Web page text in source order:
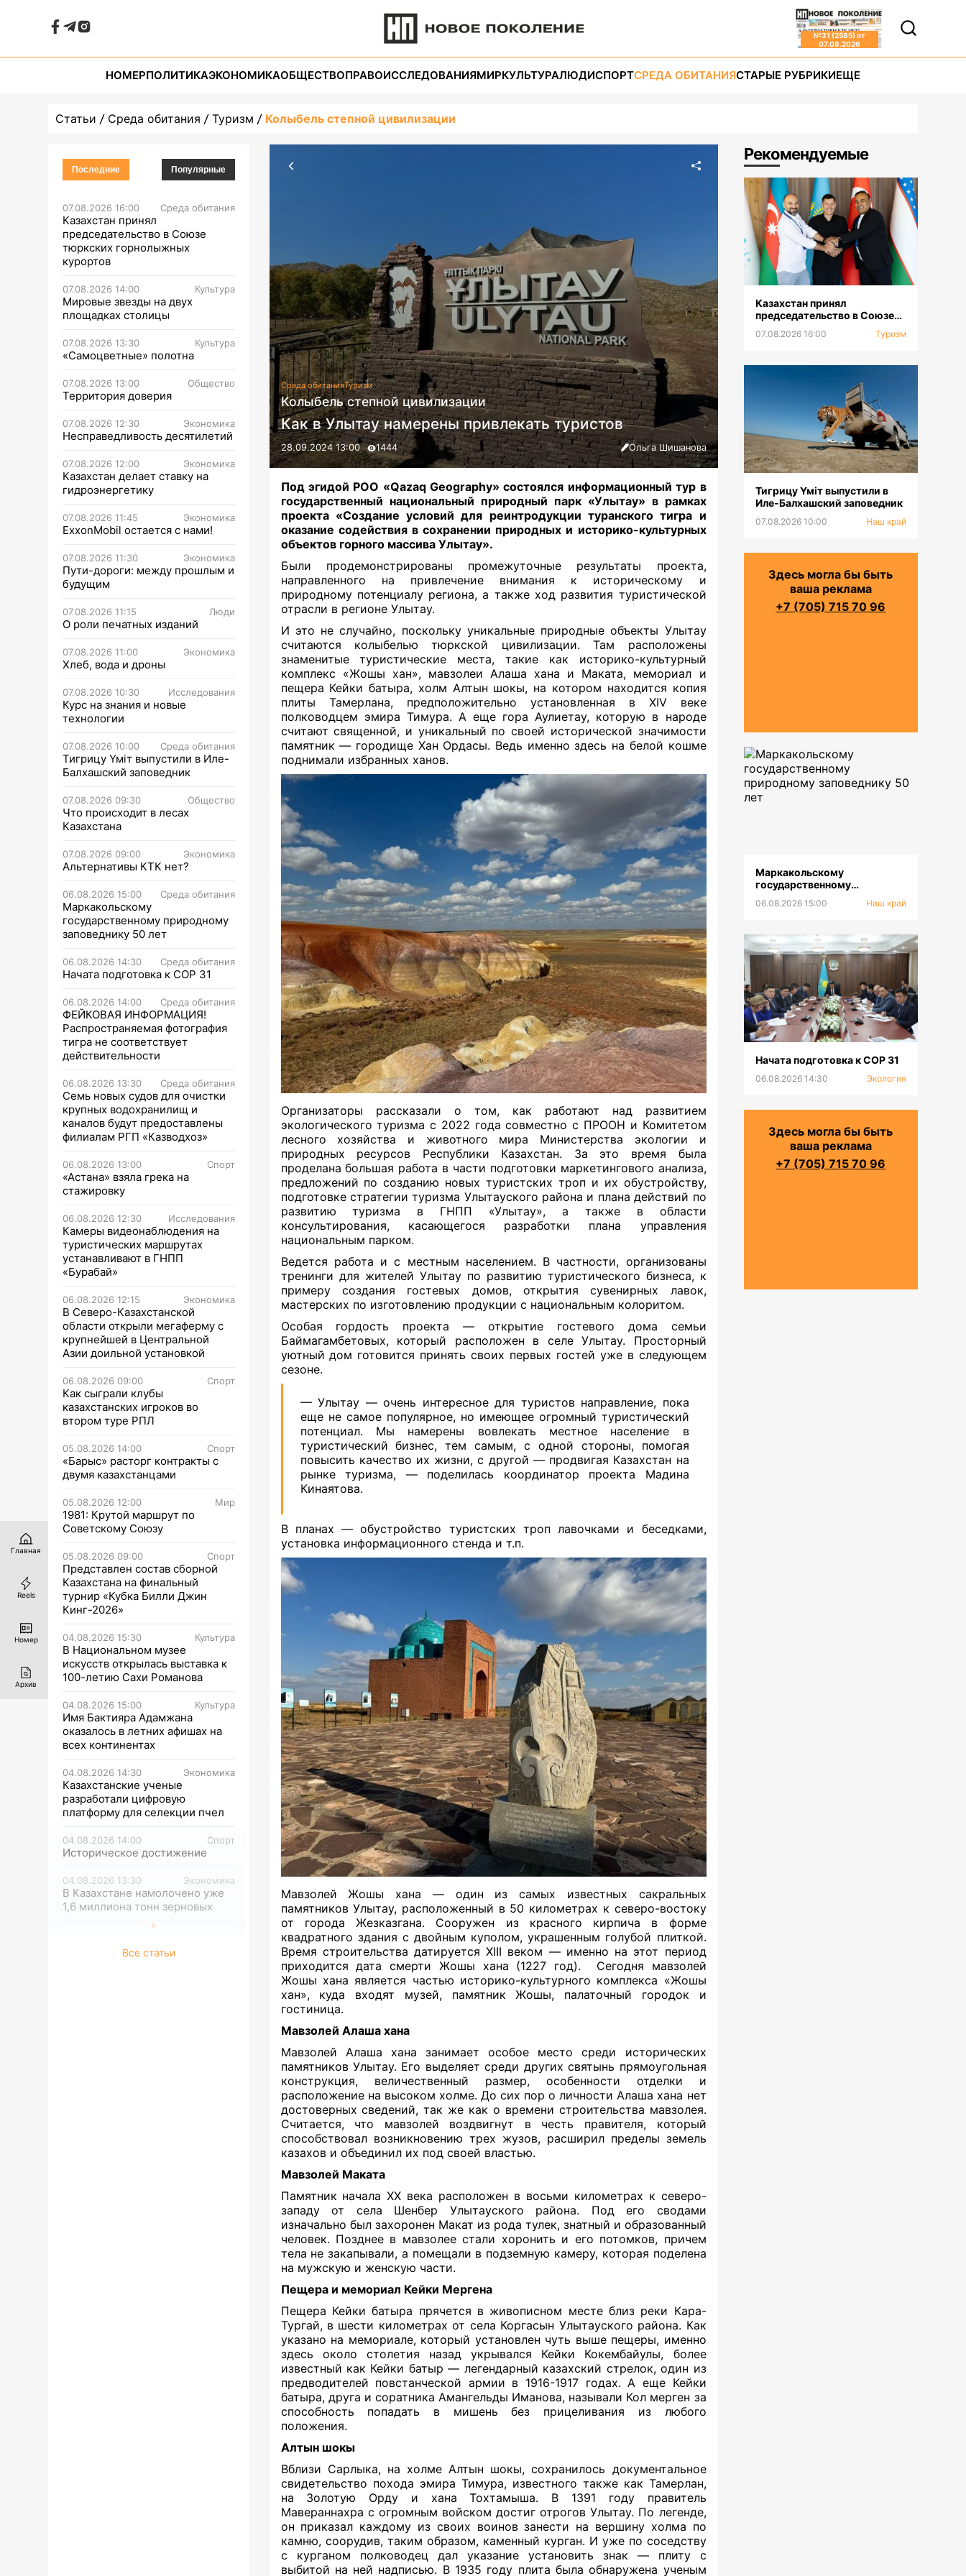
№31 (2585) от
07.08.2026
НОМЕРПОЛИТИКАЭКОНОМИКАОБЩЕСТВОПРАВОИССЛЕДОВАНИЯМИРКУЛЬТУРАЛЮДИСПОРТСРЕДА ОБИТАНИЯСТАРЫЕ РУБРИКИЕЩЕ
Статьи Среда обитания Туризм Колыбель степной цивилизации
Последние Популярные
07.08.2026 16:00 Среда обитания
Казахстан принял
председательство в Союзе
тюркских горнолыжных
курортов
07.08.2026 14:00 Культура
Мировые звезды на двух
площадках столицы
07.08.2026 13:30 Культура
«Самоцветные» полотна
07.08.2026 13:00 Общество
Территория доверия
07.08.2026 12:30 Экономика
Несправедливость десятилетий
07.08.2026 12:00 Экономика
Казахстан делает ставку на
гидроэнергетику
07.08.2026 11:45 Экономика
ExxonMobil остается с нами!
07.08.2026 11:30 Экономика
Пути-дороги: между прошлым и
будущим
07.08.2026 11:15 Люди
О роли печатных изданий
07.08.2026 11:00 Экономика
Хлеб, вода и дроны
07.08.2026 10:30 Исследования
Курс на знания и новые
технологии
07.08.2026 10:00 Среда обитания
Тигрицу Үміт выпустили в Иле-
Балхашский заповедник
07.08.2026 09:30 Общество
Что происходит в лесах
Казахстана
07.08.2026 09:00 Экономика
Альтернативы КТК нет?
06.08.2026 15:00 Среда обитания
Маркакольскому
государственному природному
заповеднику 50 лет
06.08.2026 14:30 Среда обитания
Начата подготовка к СОР 31
06.08.2026 14:00 Среда обитания
ФЕЙКОВАЯ ИНФОРМАЦИЯ!
Распространяемая фотография
тигра не соответствует
действительности
06.08.2026 13:30 Среда обитания
Семь новых судов для очистки
крупных водохранилищ и
каналов будут предоставлены
филиалам РГП «Казводхоз»
06.08.2026 13:00 Спорт
«Астана» взяла грека на
стажировку
06.08.2026 12:30 Исследования
Камеры видеонаблюдения на
туристических маршрутах
устанавливают в ГНПП
«Бурабай»
06.08.2026 12:15 Экономика
В Северо-Казахстанской
области открыли мегаферму с
крупнейшей в Центральной
Азии доильной установкой
06.08.2026 09:00 Спорт
Как сыграли клубы
казахстанских игроков во
втором туре РПЛ
05.08.2026 14:00 Спорт
«Барыс» расторг контракты с
двумя казахстанцами
05.08.2026 12:00 Мир
1981: Крутой маршрут по
Советскому Союзу
05.08.2026 09:00 Спорт
Представлен состав сборной
Казахстана на финальный
турнир «Кубка Билли Джин
Кинг-2026»
04.08.2026 15:30 Культура
В Национальном музее
искусств открылась выставка к
100-летию Сахи Романова
04.08.2026 15:00 Культура
Имя Бактияра Адамжана
оказалось в летних афишах на
всех континентах
04.08.2026 14:30 Экономика
Казахстанские ученые
разработали цифровую
платформу для селекции пчел
04.08.2026 14:00 Спорт
Историческое достижение
04.08.2026 13:30 Экономика
В Казахстане намолочено уже
1,6 миллиона тонн зерновых
Все статьи
Среда обитанияТуризм
Колыбель степной цивилизации
Как в Улытау намерены привлекать туристов
28.09.2024 13:00 1444 Ольга Шишанова
Под эгидой РОО «Qazaq Geography» состоялся информационный тур в
государственный национальный природный парк «Улытау» в рамках
проекта «Создание условий для реинтродукции туранского тигра и
оказание содействия в сохранении природных и историко-культурных
объектов горного массива Улытау».
Были продемонстрированы промежуточные результаты проекта,
направленного на привлечение внимания к историческому и
природному потенциалу региона, а также ход развития туристической
отрасли в регионе Улытау.
И это не случайно, поскольку уникальные природные объекты Улытау
считаются колыбелью тюркской цивилизации. Там расположены
знаменитые туристические места, такие как историко-культурный
комплекс «Жошы хан», мавзолеи Алаша хана и Маката, мемориал и
пещера Кейки батыра, холм Алтын шокы, на котором находится копия
плиты Тамерлана, предположительно установленная в XIV веке
полководцем эмира Тимура. А еще гора Аулиетау, которую в народе
считают священной, и уникальный по своей исторической значимости
памятник — городище Хан Ордасы. Ведь именно здесь на белой кошме
поднимали избранных ханов.
Организаторы рассказали о том, как работают над развитием
экологического туризма с 2022 года совместно с ПРООН и Комитетом
лесного хозяйства и животного мира Министерства экологии и
природных ресурсов Республики Казахстан. За это время была
проделана большая работа в части подготовки маркетингового анализа,
предложений по созданию новых туристских троп и их обустройству,
подготовке стратегии туризма Улытауского района и плана действий по
развитию туризма в ГНПП «Улытау», а также в области
консультирования, касающегося разработки плана управления
национальным парком.
Ведется работа и с местным населением. В частности, организованы
тренинги для жителей Улытау по развитию туристического бизнеса, к
примеру создания гостевых домов, открытия сувенирных лавок,
мастерских по изготовлению продукции с национальным колоритом.
Особая гордость проекта — открытие гостевого дома семьи
Баймагамбетовых, который расположен в селе Улытау. Просторный
уютный дом готовится принять своих первых гостей уже в следующем
сезоне.
— Улытау — очень интересное для туристов направление, пока
еще не самое популярное, но имеющее огромный туристический
потенциал. Мы намерены вовлекать местное население в
туристический бизнес, тем самым, с одной стороны, помогая
повысить качество их жизни, с другой — продвигая Казахстан на
рынке туризма, — поделилась координатор проекта Мадина
Кинаятова.
В планах — обустройство туристских троп лавочками и беседками,
установка информационного стенда и т.п.
Мавзолей Жошы хана — один из самых известных сакральных
памятников Улытау, расположенный в 50 километрах к северо-востоку
от города Жезказгана. Сооружен из красного кирпича в форме
квадратного здания с двойным куполом, украшенным голубой плиткой.
Время строительства датируется XIII веком — именно на этот период
приходится дата смерти Жошы хана (1227 год). Сегодня мавзолей
Жошы хана является частью историко-культурного комплекса «Жошы
хан», куда входят музей, памятник Жошы, палаточный городок и
гостиница.
Мавзолей Алаша хана
Мавзолей Алаша хана занимает особое место среди исторических
памятников Улытау. Его выделяет среди других святынь прямоугольная
конструкция, величественный размер, особенности отделки и
расположение на высоком холме. До сих пор о личности Алаша хана нет
достоверных сведений, так же как о времени строительства мавзолея.
Считается, что мавзолей воздвигнут в честь правителя, который
способствовал возникновению трех жузов, расширил пределы земель
казахов и объединил их под своей властью.
Мавзолей Маката
Памятник начала XX века расположен в восьми километрах к северо-
западу от села Шенбер Улытауского района. Под его сводами
изначально был захоронен Макат из рода тулек, знатный и образованный
человек. Позднее в мавзолее стали хоронить и его потомков, причем
тела не закапывали, а помещали в подземную камеру, которая поделена
на мужскую и женскую части.
Пещера и мемориал Кейки Мергена
Пещера Кейки батыра прячется в живописном месте близ реки Кара-
Тургай, в шести километрах от села Коргасын Улытауского района. Как
указано на мемориале, который установлен чуть выше пещеры, именно
здесь около столетия назад укрывался Кейки Кокембайулы, более
известный как Кейки батыр — легендарный казахский стрелок, один из
предводителей повстанческой армии в 1916-1917 годах. А еще Кейки
батыра, друга и соратника Амангельды Иманова, называли Кол мерген за
способность попадать в мишень без прицеливания из любого
положения.
Алтын шокы
Вблизи Сарлыка, на холме Алтын шокы, сохранилось документальное
свидетельство похода эмира Тимура, известного также как Тамерлан,
на Золотую Орду и хана Тохтамыша. В 1391 году правитель
Мавераннахра с огромным войском достиг отрогов Улытау. По легенде,
он приказал каждому из своих воинов занести на вершину холма по
камню, соорудив, таким образом, каменный курган. И уже по соседству
с курганом полководец дал указание установить знак — плиту с
выбитой на ней надписью. В 1935 году плита была обнаружена ученым
Рекомендуемые
Казахстан принял
председательство в Союзе
курортов
07.08.2026 16:00 Туризм
Тигрицу Үміт выпустили в
Иле-Балхашский заповедник
07.08.2026 10:00 Наш край
Здесь могла бы быть
ваша реклама
+7 (705) 715 70 96
Маркакольскому
государственному
лет
06.08.2026 15:00 Наш край
Начата подготовка к СОР 31
06.08.2026 14:30 Экология
Здесь могла бы быть
ваша реклама
+7 (705) 715 70 96
Главная
Reels
Номер
Архив